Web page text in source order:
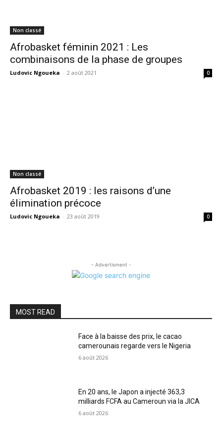
Non classé
Afrobasket féminin 2021 : Les
combinaisons de la phase de groupes
Ludovic Ngoueka - 2 août 2021 0
Non classé
Afrobasket 2019 : les raisons d’une
élimination précoce
Ludovic Ngoueka - 23 août 2019 0
- Advertisment -
MOST READ
Face à la baisse des prix, le cacao
camerounais regarde vers le Nigeria
6 août 2026
En 20 ans, le Japon a injecté 363,3
milliards FCFA au Cameroun via la JICA
6 août 2026